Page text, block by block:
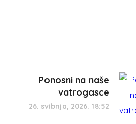
Ponosni na naše
vatrogasce
26. svibnja, 2026. 18:52